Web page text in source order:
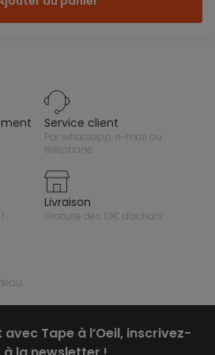
service client
par whatsapp, e-mail ou
téléphone
livraison
gratuite dès 10€ d'achats
Tape à l’Oeil, inscrivez-